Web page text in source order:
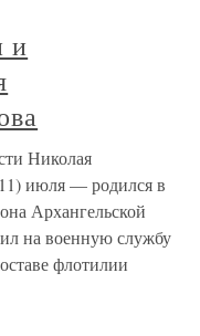
и
Николая
июля — родился в
Архангельской
на военную службу
флотилии